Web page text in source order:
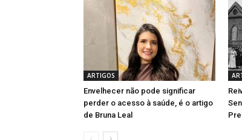
ARTIGOS
Envelhecer não pode significar
perder o acesso à saúde, é o artigo
de Bruna Leal